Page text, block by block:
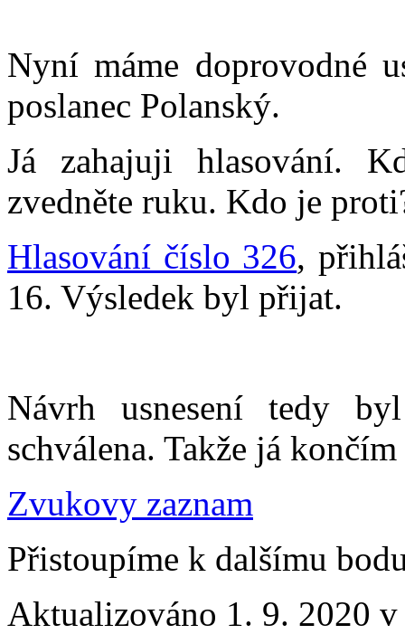
Nyní máme doprovodné
poslanec Polanský.
Já zahajuji hlasování.
zvedněte ruku. Kdo je
Hlasování číslo 326,
16. Výsledek byl přijat.
Návrh usnesení tedy
schválena. Takže já
Zvukovy zaznam
Přistoupíme k dalšímu
Aktualizováno 1. 9. 2020